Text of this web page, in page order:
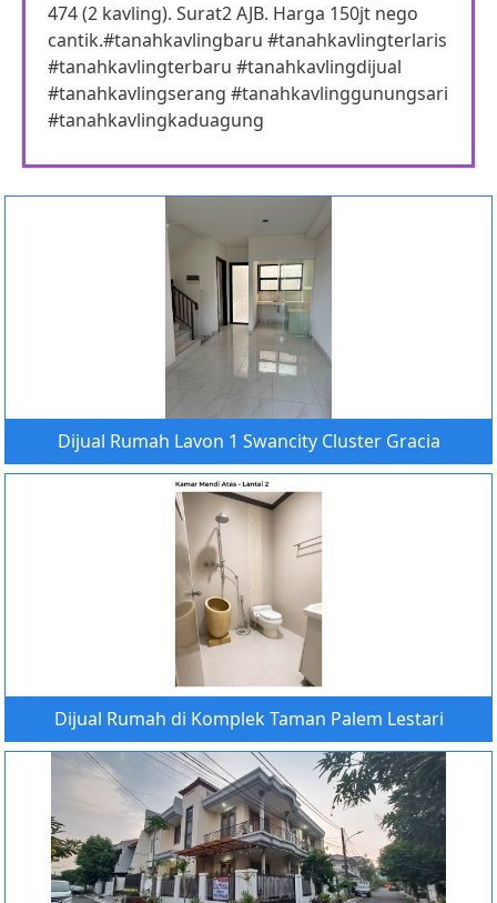
474 (2 kavling). Surat2 AJB. Harga 150jt nego
cantik.#tanahkavlingbaru #tanahkavlingterlaris
#tanahkavlingterbaru #tanahkavlingdijual
#tanahkavlingserang #tanahkavlinggunungsari
#tanahkavlingkaduagung
Dijual Rumah Lavon 1 Swancity Cluster Gracia
Dijual Rumah di Komplek Taman Palem Lestari